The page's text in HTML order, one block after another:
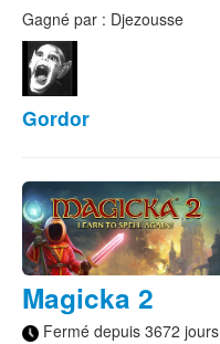
Gagné par : Djezousse
Gordor
Magicka 2
Fermé depuis 3672 jours